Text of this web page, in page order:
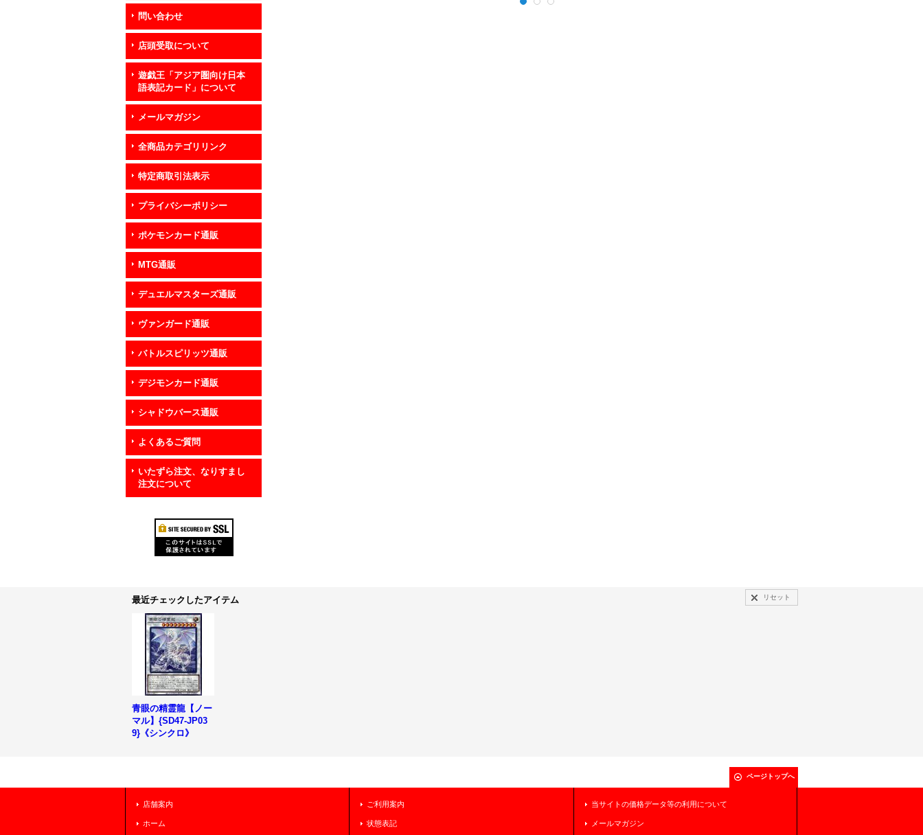
問い合わせ
店頭受取について
遊戯王「アジア圏向け日本
語表記カード」について
メールマガジン
全商品カテゴリリンク
特定商取引法表示
プライバシーポリシー
ポケモンカード通販
MTG通販
デュエルマスターズ通販
ヴァンガード通販
バトルスピリッツ通販
デジモンカード通販
シャドウバース通販
よくあるご質問
いたずら注文、なりすまし
注文について
最近チェックしたアイテム リセット
青眼の精霊龍【ノー
マル】{SD47-JP03
9}《シンクロ》
ページトップへ
店舗案内
ホーム
ご利用案内
状態表記
当サイトの価格データ等の利用について
メールマガジン